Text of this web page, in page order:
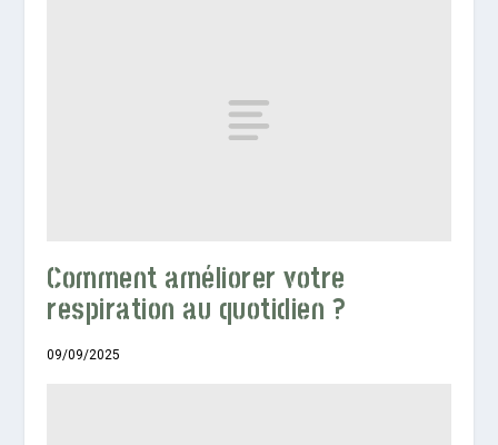
Comment améliorer votre
respiration au quotidien ?
09/09/2025